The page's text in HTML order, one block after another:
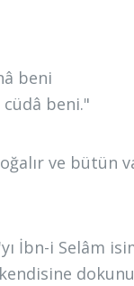
beni
beni."
ve
İbn-i Selâm